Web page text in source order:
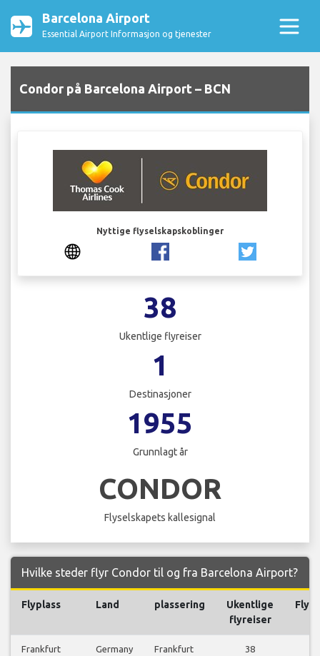
Barcelona Airport
Essential Airport Informasjon og tjenester
Condor på Barcelona Airport – BCN
Nyttige flyselskapskoblinger
38
Ukentlige flyreiser
1
Destinasjoner
1955
Grunnlagt år
CONDOR
Flyselskapets kallesignal
Hvilke steder flyr Condor til og fra Barcelona Airport?
Flyplass Land plassering
Ukentlige
flyreiser
Frankfurt
Germany Frankfurt 38